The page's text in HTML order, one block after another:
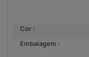
Cor :
Embalagem :